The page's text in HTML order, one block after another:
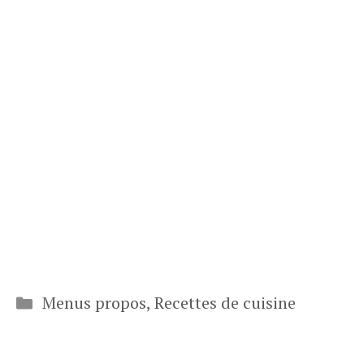
Catégories
Menus propos, Recettes de cuisine